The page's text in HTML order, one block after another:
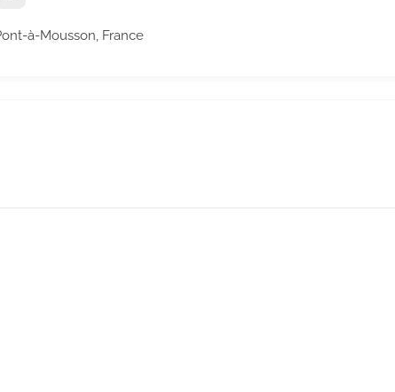
à-Mousson, France